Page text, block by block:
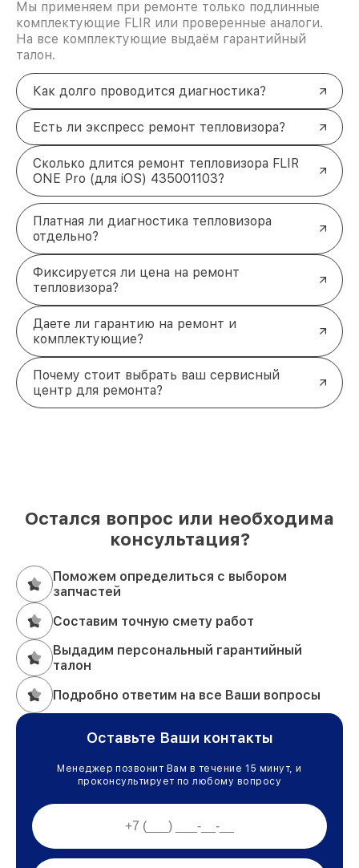
Мы применяем при ремонте только подлинные
комплектующие FLIR или проверенные аналоги.
На все комплектующие выдаём гарантийный
талон.
Как долго проводится диагностика?
Есть ли экспресс ремонт тепловизора?
Сколько длится ремонт тепловизора FLIR
ONE Pro (для iOS) 435001103?
Платная ли диагностика тепловизора
отдельно?
Фиксируется ли цена на ремонт
тепловизора?
Даете ли гарантию на ремонт и
комплектующие?
Почему стоит выбрать ваш сервисный
центр для ремонта?
Остался вопрос или необходима
консультация?
Поможем определиться с выбором
запчастей
Составим точную смету работ
Выдадим персональный гарантийный
талон
Подробно ответим на все Ваши вопросы
Оставьте Ваши контакты
Менеджер позвонит Вам в течение 15 минут, и
проконсультирует по любому вопросу